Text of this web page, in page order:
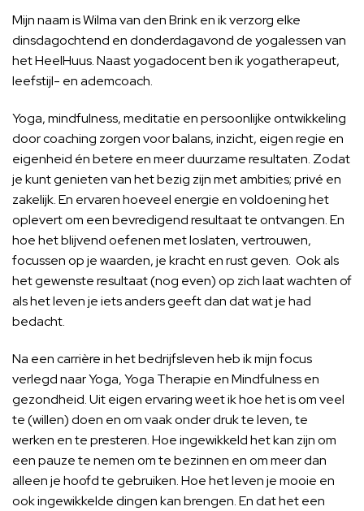
Mijn naam is Wilma van den Brink en ik verzorg elke
dinsdagochtend en donderdagavond de yogalessen van
het HeelHuus. Naast yogadocent ben ik yogatherapeut,
leefstijl- en ademcoach.
Yoga, mindfulness, meditatie en persoonlijke ontwikkeling
door coaching zorgen voor balans, inzicht, eigen regie en
eigenheid én betere en meer duurzame resultaten. Zodat
je kunt genieten van het bezig zijn met ambities; privé en
zakelijk. En ervaren hoeveel energie en voldoening het
oplevert om een bevredigend resultaat te ontvangen. En
hoe het blijvend oefenen met loslaten, vertrouwen,
focussen op je waarden, je kracht en rust geven. Ook als
het gewenste resultaat (nog even) op zich laat wachten of
als het leven je iets anders geeft dan dat wat je had
bedacht.
Na een carrière in het bedrijfsleven heb ik mijn focus
verlegd naar Yoga, Yoga Therapie en Mindfulness en
gezondheid. Uit eigen ervaring weet ik hoe het is om veel
te (willen) doen en om vaak onder druk te leven, te
werken en te presteren. Hoe ingewikkeld het kan zijn om
een pauze te nemen om te bezinnen en om meer dan
alleen je hoofd te gebruiken. Hoe het leven je mooie en
ook ingewikkelde dingen kan brengen. En dat het een